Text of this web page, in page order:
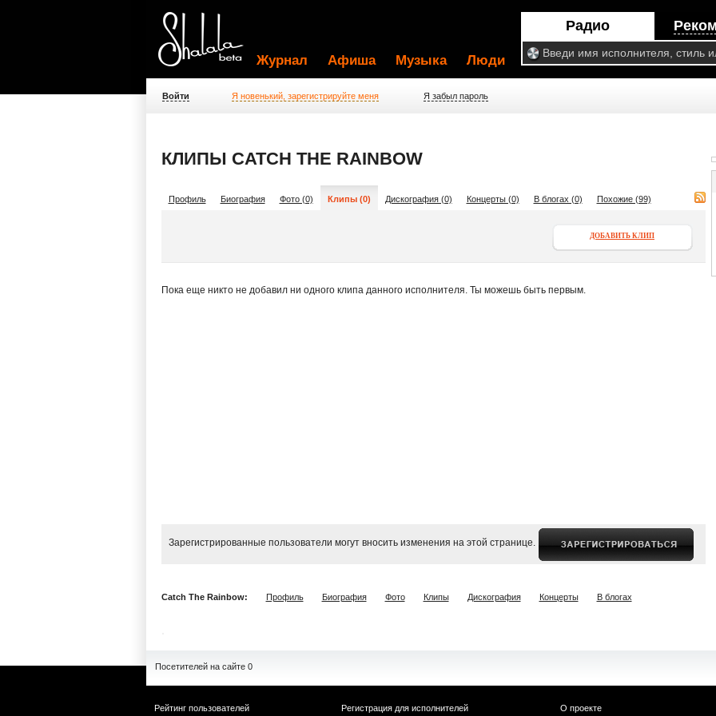
Радио
Журнал Афиша Музыка Люди
Войти Я новенький, зарегистрируйте меня Я забыл пароль
КЛИПЫ CATCH THE RAINBOW
Профиль Биография Фото (0) Клипы (0) Дискография (0) Концерты (0) В блогах (0) Похожие (99)
ДОБАВИТЬ КЛИП
Пока еще никто не добавил ни одного клипа данного исполнителя. Ты можешь быть первым.
Зарегистрированные пользователи могут вносить изменения на этой странице.
Catch The Rainbow: Профиль Биография Фото Клипы Дискография Концерты В блогах
Посетителей на сайте 0
Рейтинг пользователей
Регистрация для исполнителей
О проекте